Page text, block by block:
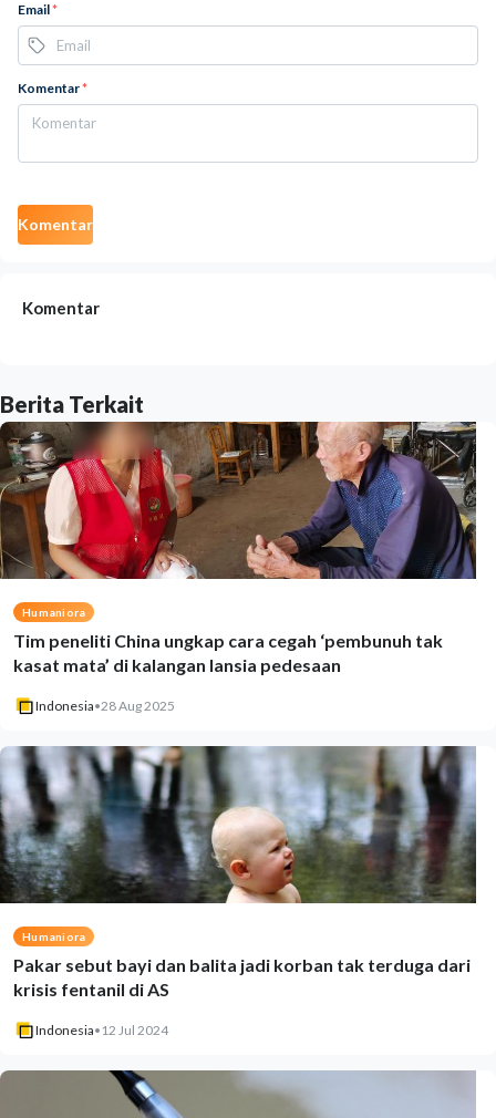
Email*
Komentar*
Komentar
Komentar
Berita Terkait
Humaniora
Tim peneliti China ungkap cara cegah ‘pembunuh tak
kasat mata’ di kalangan lansia pedesaan
Indonesia•28 Aug 2025
Humaniora
Pakar sebut bayi dan balita jadi korban tak terduga dari
krisis fentanil di AS
Indonesia• 12 Jul 2024